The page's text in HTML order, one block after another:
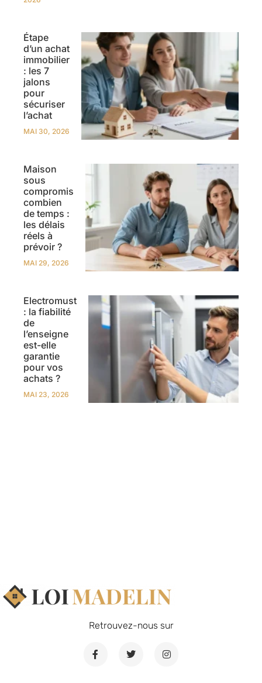
Étape
d’un achat
immobilier
: les 7
jalons
pour
sécuriser
l’achat
MAI 30, 2026
Maison
sous
compromis
combien
de temps :
les délais
réels à
prévoir ?
MAI 29, 2026
Electromust
: la fiabilité
de
l’enseigne
est-elle
garantie
pour vos
achats ?
MAI 23, 2026
Retrouvez-nous sur